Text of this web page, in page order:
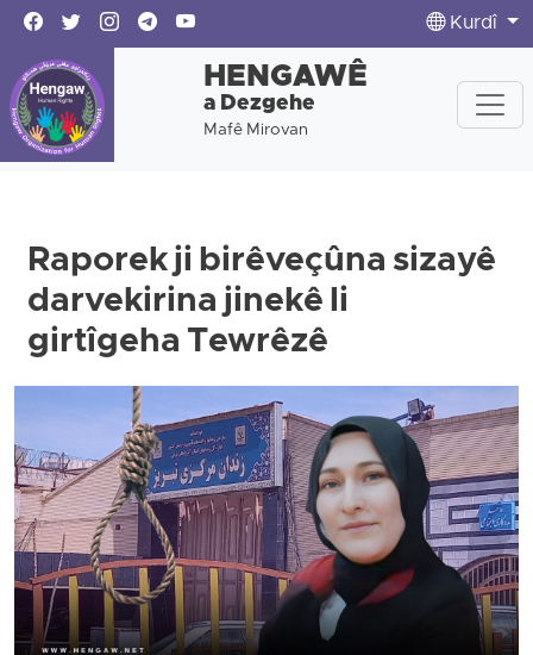
Kurdî
HENGAWÊ
a Dezgehe
Mafê Mirovan
Raporek ji birêveçûna sizayê
darvekirina jinekê li
girtîgeha Tewrêzê